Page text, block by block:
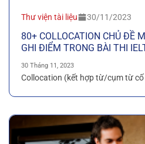
Thư viện tài liệu 30/11/2023
80+ COLLOCATION CHỦ ĐỀ
GHI ĐIỂM TRONG BÀI THI
30 Tháng 11, 2023
Collocation (kết hợp từ/cụm từ cố